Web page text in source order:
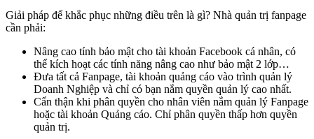
Giải pháp để khắc phục những điều trên là gì? Nhà quản trị fanpage
cần phải:
Nâng cao tính bảo mật cho tài khoản Facebook cá nhân, có
thể kích hoạt các tính năng nâng cao như bảo mật 2 lớp…
Đưa tất cả Fanpage, tài khoản quảng cáo vào trình quản lý
Doanh Nghiệp và chỉ có bạn nắm quyền quản lý cao nhất.
Cẩn thận khi phân quyền cho nhân viên nắm quản lý Fanpage
hoặc tài khoản Quảng cáo. Chỉ phân quyền thấp hơn quyền
quản trị.